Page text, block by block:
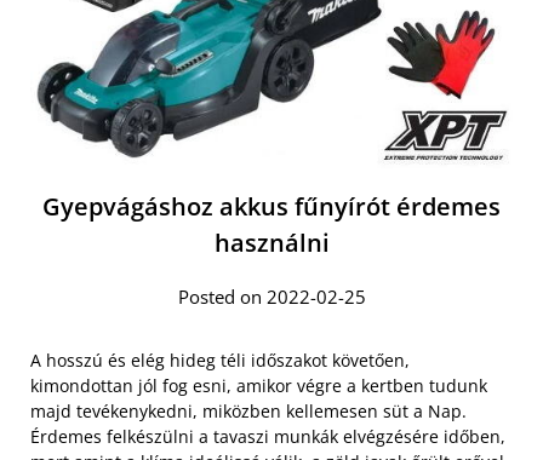
Gyepvágáshoz akkus fűnyírót érdemes
használni
Posted on 2022-02-25
A hosszú és elég hideg téli időszakot követően,
kimondottan jól fog esni, amikor végre a kertben tudunk
majd tevékenykedni, miközben kellemesen süt a Nap.
Érdemes felkészülni a tavaszi munkák elvégzésére időben,